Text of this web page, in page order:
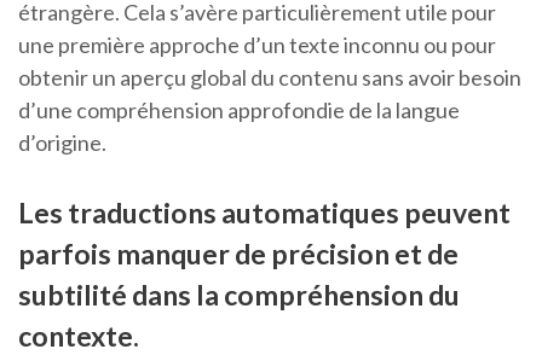
étrangère. Cela s’avère particulièrement utile pour
une première approche d’un texte inconnu ou pour
obtenir un aperçu global du contenu sans avoir besoin
d’une compréhension approfondie de la langue
d’origine.
Les traductions automatiques peuvent
parfois manquer de précision et de
subtilité dans la compréhension du
contexte.